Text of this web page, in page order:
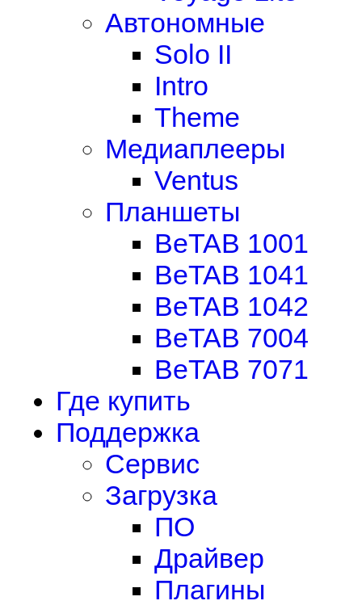
Автономные
Solo II
Intro
Theme
Медиаплееры
Ventus
Планшеты
BeTAB 1001
BeTAB 1041
BeTAB 1042
BeTAB 7004
BeTAB 7071
Где купить
Поддержка
Сервис
Загрузка
ПО
Драйвер
Плагины